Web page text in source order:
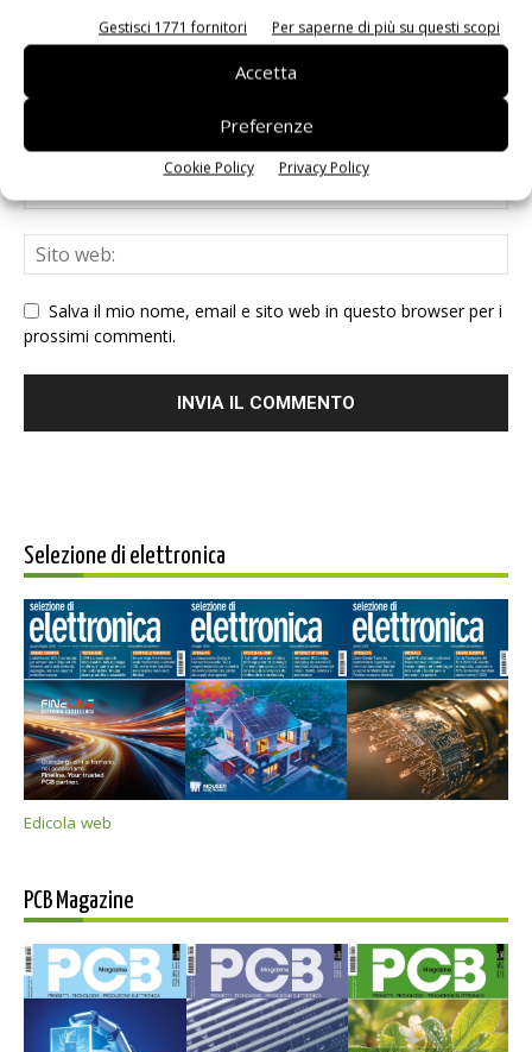
Gestisci 1771 fornitori Per saperne di più su questi scopi
Accetta
Preferenze
Cookie Policy Privacy Policy
Salva il mio nome, email e sito web in questo browser per i
prossimi commenti.
Selezione di elettronica
Edicola web
PCB Magazine